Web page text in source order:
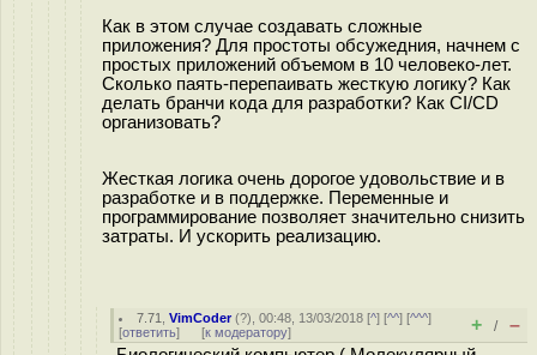
Как в этом случае создавать сложные
приложения? Для простоты обсужедния, начнем с
простых приложений объемом в 10 человеко-лет.
Сколько паять-перепаивать жесткую логику? Как
делать бранчи кода для разработки? Как CI/CD
организовать?
Жесткая логика очень дорогое удовольствие и в
разработке и в поддержке. Переменные и
программирование позволяет значительно снизить
затраты. И ускорить реализацию.
7.71 ,VimCoder(?), 00:48, 13/03/2018 [^] [^^] [^^^]
[ответить] [к модератору] + / –